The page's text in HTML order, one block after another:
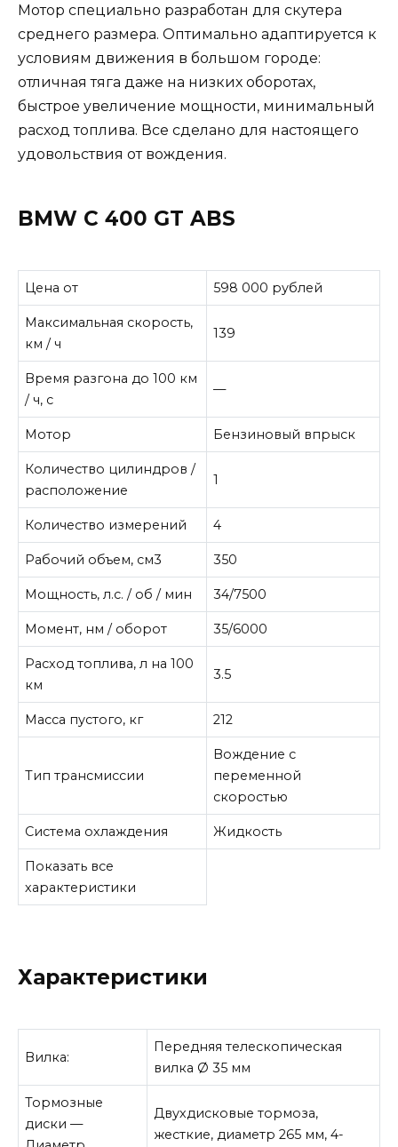
Мотор специально разработан для скутера
среднего размера. Оптимально адаптируется к
условиям движения в большом городе:
отличная тяга даже на низких оборотах,
быстрое увеличение мощности, минимальный
расход топлива. Все сделано для настоящего
удовольствия от вождения.
BMW C 400 GT ABS
Цена от 598 000 рублей
Максимальная скорость,
км / ч
139
Время разгона до 100 км
/ ч, с
—
Мотор Бензиновый впрыск
Количество цилиндров /
расположение
1
Количество измерений 4
Рабочий объем, см3 350
Мощность, л.с. / об / мин 34/7500
Момент, нм / оборот 35/6000
Расход топлива, л на 100
км
3.5
Масса пустого, кг 212
Тип трансмиссии
Вождение с
переменной
скоростью
Система охлаждения Жидкость
Показать все
характеристики
Характеристики
Вилка:
Передняя телескопическая
вилка Ø 35 мм
Тормозные
диски —
Двухдисковые тормоза,
жесткие, диаметр 265 мм, 4-